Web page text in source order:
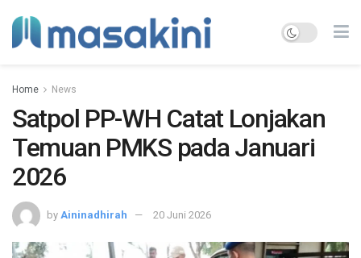
Home News
Satpol PP-WH Catat Lonjakan
Temuan PMKS pada Januari
2026
by Aininadhirah 20 Juni 2026